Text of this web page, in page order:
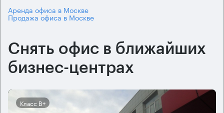
Аренда офиса в Москве
Продажа офиса в Москве
Снять офис в ближайших
бизнес-центрах
Класс B+